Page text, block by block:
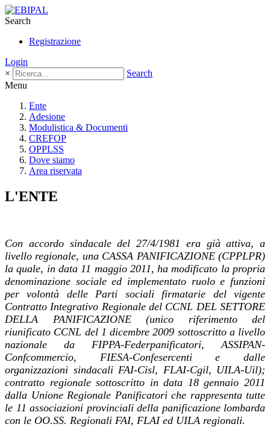
Search
Registrazione
Login
×
Search
Menu
Ente
Adesione
Modulistica & Documenti
CREFOP
OPPLSS
Dove siamo
Area riservata
L'ENTE
Con accordo sindacale del 27/4/1981 era già attiva, a
livello regionale, una CASSA PANIFICAZIONE (CPPLPR)
la quale, in data 11 maggio 2011, ha modificato la propria
denominazione sociale ed implementato ruolo e funzioni
per volontà delle Parti sociali firmatarie del vigente
Contratto Integrativo Regionale del CCNL DEL SETTORE
DELLA PANIFICAZIONE (unico riferimento del
riunificato CCNL del 1 dicembre 2009 sottoscritto a livello
nazionale da FIPPA-Federpanificatori, ASSIPAN-
Confcommercio, FIESA-Confesercenti e dalle
organizzazioni sindacali FAI-Cisl, FLAI-Cgil, UILA-Uil);
contratto regionale sottoscritto in data 18 gennaio 2011
dalla Unione Regionale Panificatori che rappresenta tutte
le 11 associazioni provinciali della panificazione lombarda
con le OO.SS. Regionali FAI, FLAI ed UILA regionali.